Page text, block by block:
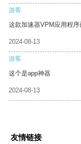
游客
这款加速器VPM应用程序
2024-08-13
游客
这个是app神器
2024-08-13
友情链接